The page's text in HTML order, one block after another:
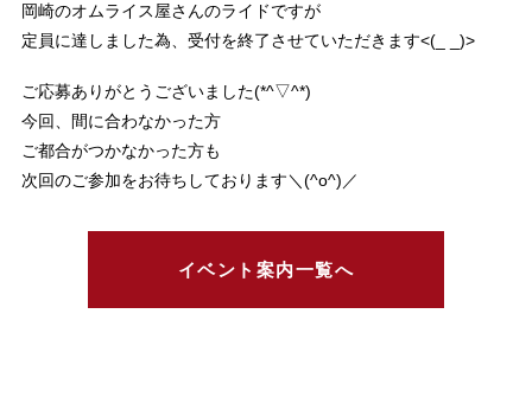
岡崎のオムライス屋さんのライドですが
定員に達しました為、受付を終了させていただきます<(_ _)>
ご応募ありがとうございました(*^▽^*)
今回、間に合わなかった方
ご都合がつかなかった方も
次回のご参加をお待ちしております＼(^o^)／
イベント案内一覧へ